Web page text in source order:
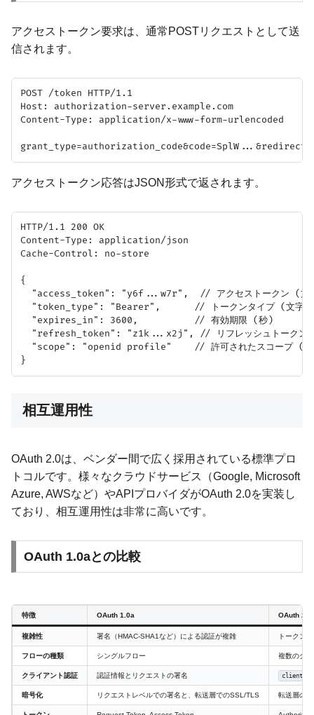
アクセストークン要求は、通常POSTリクエストとして送
信されます。
POST /token HTTP/1.1
Host: authorization-server.example.com
Content-Type: application/x-www-form-urlencoded
アクセストークン応答はJSON形式で返されます。
HTTP/1.1 200 OK
Content-Type: application/json
Cache-Control: no-store
{
"access_token": "y6f...w7r",  // アクセストークン (文
"token_type": "Bearer",      // トークンタイプ (文字
  "expires_in": 3600,          // 有効期限 (秒)
"refresh_token": "z1k...x2j", // リフレッシュトークン
"scope": "openid profile"    // 許可されたスコープ (文
相互運用性
OAuth 2.0は、ベンダー間で広く採用されている標準プロ
トコルです。様々なクラウドサービス（Google, Microsoft
Azure, AWSなど）やAPIプロバイダがOAuth 2.0を実装し
ており、相互運用性は非常に高いです。
OAuth 1.0aとの比較
特徴 OAuth 1.0a OAuth 2.0
複雑性 署名（HMAC-SHA1など）による認証が複雑 トークン
フローの種類 シングルフロー 複数のグ
クライアント認証 認証情報とリクエストの署名
暗号化 リクエストレベルでの署名と、転送層でのSSL/TLS 転送層の